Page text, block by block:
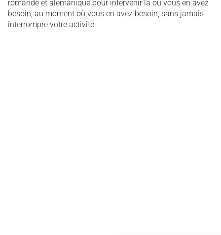
romande et alémanique pour intervenir là où vous en avez
besoin, au moment où vous en avez besoin, sans jamais
interrompre votre activité.